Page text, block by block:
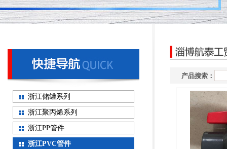
浙江储罐系列
浙江聚丙烯系列
浙江PP管件
浙江PVC管件
产品搜索：